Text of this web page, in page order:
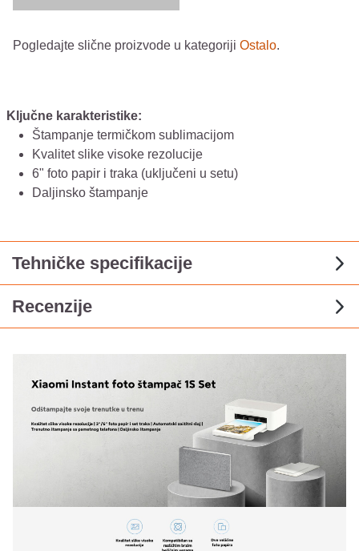
Pogledajte slične proizvode u kategoriji Ostalo.
Ključne karakteristike:
Štampanje termičkom sublimacijom
Kvalitet slike visoke rezolucije
6" foto papir i traka (uključeni u setu)
Daljinsko štampanje
Tehničke specifikacije
Recenzije